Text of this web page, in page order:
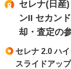
セレナ(日産
ンII セカン
却・査定の
セレナ 2.0 ハ
スライドアッ